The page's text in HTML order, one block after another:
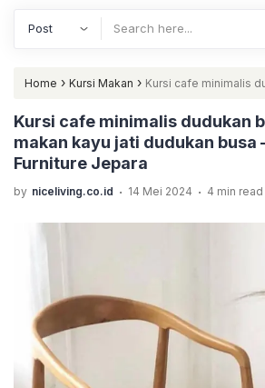
Home › Kursi Makan › Kursi cafe minimalis
makan kayu jati dudukan busa – Non Jok
Kursi cafe minimalis dudukan
makan kayu jati dudukan busa
Furniture Jepara
by niceliving.co.id . 14 Mei 2024 . 4 min read